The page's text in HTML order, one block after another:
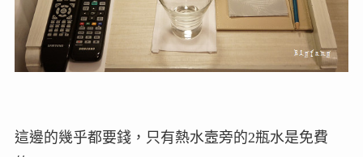
這邊的幾乎都要錢，只有熱水壼旁的2瓶水是免費